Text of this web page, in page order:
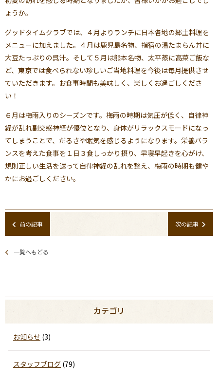
ょうか。
グッドタイムクラブでは、４月よりランチに日本各地の郷土料理を
メニューに加えました。４月は鹿児島名物、指宿の温たまらん丼に
大豆たっぷりの呉汁。そして５月は熊本名物、太平蒸に高菜ご飯な
ど、東京では食べられない珍しいご当地料理を今後は毎月提供させ
ていただきます。お食事時間も美味しく、楽しくお過ごしくださ
い！
６月は梅雨入りのシーズンです。梅雨の時期は気圧が低く、自律神
経が乱れ副交感神経が優位となり、身体がリラックスモードになっ
てしまうことで、だるさや眠気を感じるようになります。栄養バラ
ンスを考えた食事を１日３食しっかり摂り、早寝早起きを心がけ、
規則正しい生活を送って自律神経の乱れを整え、梅雨の時期も健や
かにお過ごしください。
前の記事 次の記事
一覧へもどる
カテゴリ
お知らせ (3)
スタッフブログ (79)